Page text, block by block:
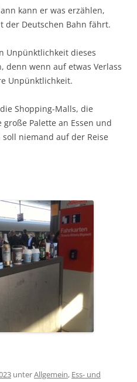
kann er was erzählen,
der Deutschen Bahn fährt.
Unpünktlichkeit dieses
denn wenn auf etwas Verlass
Unpünktlichkeit.
Shopping-Malls, die
Palette an Essen und
niemand auf der Reise
unterAllgemein, Ess- und